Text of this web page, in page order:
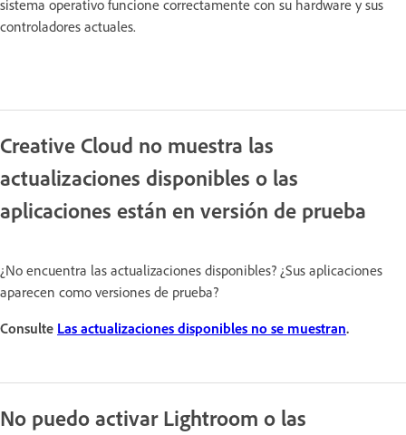
sistema operativo funcione correctamente con su hardware y sus
controladores actuales.
Creative Cloud no muestra las
actualizaciones disponibles o las
aplicaciones están en versión de prueba
¿No encuentra las actualizaciones disponibles? ¿Sus aplicaciones
aparecen como versiones de prueba?
Consulte Las actualizaciones disponibles no se muestran.
No puedo activar Lightroom o las